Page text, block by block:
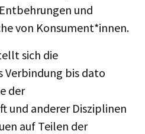
und
von Konsument*innen.
sich die
Verbindung bis dato
der
und anderer Disziplinen
auf Teilen der